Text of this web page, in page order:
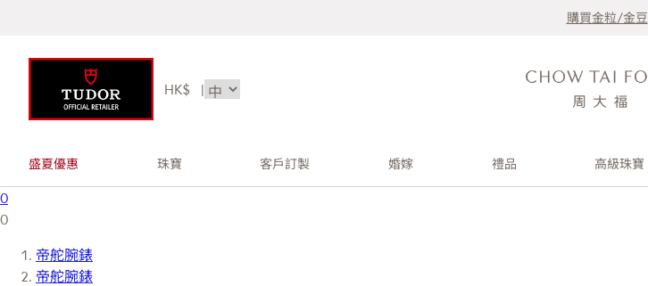
購買金粒/金豆
HK$ |
盛夏優惠 珠寶 客戶訂製 婚嫁 禮品 高級珠寶
0
0
帝舵腕錶
帝舵腕錶